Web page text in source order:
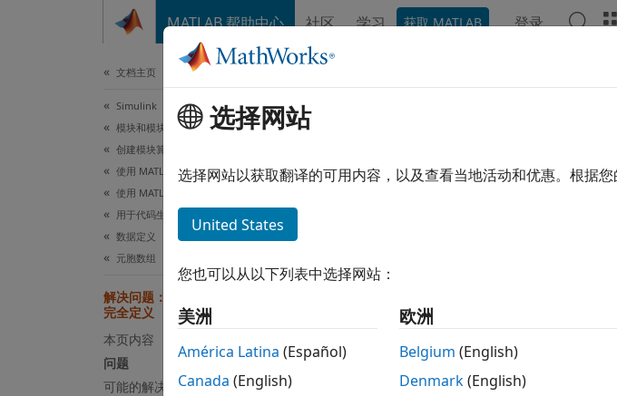
MATLAB 帮助中心 社区 学习 获取 MATLAB 登录
文档主页
Simulink
模块和模块集创建
创建模块算法
使用 MATLAB 创建模块
使用 MATLAB Functions 创建模块
用于代码生成的编程
数据定义
元胞数组
解决问题：元胞数组元素在使用前必须
完全定义
本页内容
问题
可能的解决方案
问题
不同，C 和
的所有元素。
如果代码生成器无法确定 MATLAB 代
For code generation, all cell array
素在使用前必须完全定义。）
选择网站
选择网站以获取翻译的可用内容，以及查看当地活动和优惠。根据您
United States
您也可以从以下列表中选择网站：
美洲
América Latina (Español)
Canada (English)
欧洲
Belgium (English)
Denmark(English)